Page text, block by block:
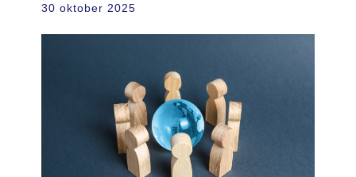
30 oktober 2025